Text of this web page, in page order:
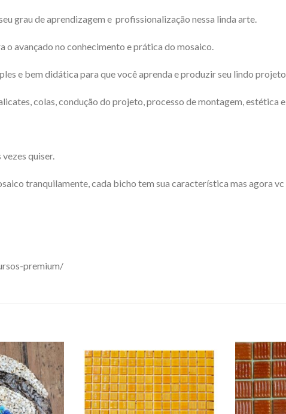
grau de aprendizagem e profissionalização nessa linda arte.
o avançado no conhecimento e prática do mosaico.
e bem didática para que você aprenda e produzir seu lindo
colas, condução do projeto, processo de montagem, estética
quiser.
tranquilamente, cada bicho tem sua característica mas agora
premium/